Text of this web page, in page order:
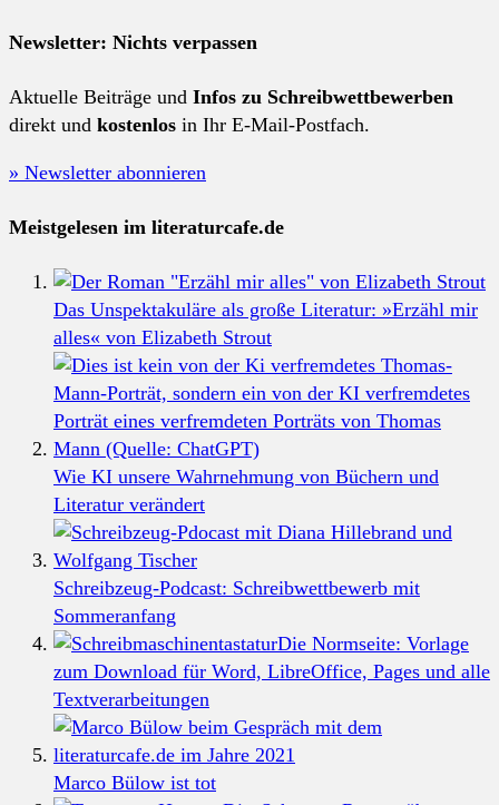
Newsletter: Nichts verpassen
Aktuelle Beiträge und Infos zu Schreibwettbewerben
direkt und kostenlos in Ihr E-Mail-Postfach.
» Newsletter abonnieren
Meistgelesen im literaturcafe.de
Das Unspektakuläre als große Literatur: »Erzähl mir
alles« von Elizabeth Strout
Wie KI unsere Wahrnehmung von Büchern und
Literatur verändert
Schreibzeug-Podcast: Schreibwettbewerb mit
Sommeranfang
Die Normseite: Vorlage
zum Download für Word, LibreOffice, Pages und alle
Textverarbeitungen
Marco Bülow ist tot